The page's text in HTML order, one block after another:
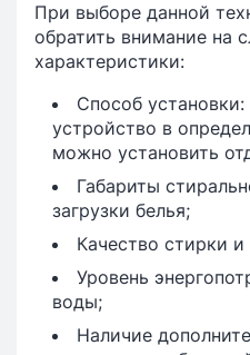
При выборе данной
обратить внимание на
характеристики:
Способ
устройство в
можно установить
Габариты
загрузки белья;
Качество стирки
Уровень
воды;
Наличие